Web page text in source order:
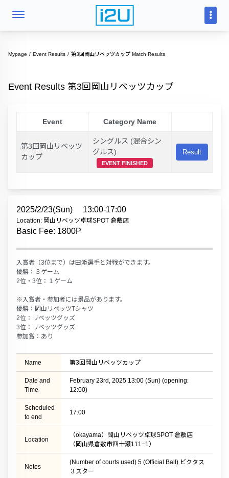
Mypage Event Results 第3回岡山リベッツカップ Match Results
Event Results 第3回岡山リベッツカップ
Event Category Name
第3回岡山リベッツ
カップ
シングルス (混合シン
グルス)
EVENT FINISHED
Result
2025/2/23(Sun) 13:00-17:00
Location: 岡山リベッツ卓球SPOT 倉敷店
Basic Fee: 1800P
入賞者（3位まで）は田添選手と対戦ができます。
優勝：３ゲーム
2位・3位：１ゲーム
※入賞者・参加者には景品があります。
優勝：岡山リベッツTシャツ
2位：リベッツグッズ
3位：リベッツグッズ
参加賞：あり
Name 第3回岡山リベッツカップ
Date and
Time
February 23rd, 2025 13:00 (Sun) (opening:
12:00)
Scheduled
to end
17:00
Location
（okayama）岡山リベッツ卓球SPOT 倉敷店
（岡山県倉敷市四十瀬111−1）
Notes
(Number of courts used) 5 (Official Ball) ビクタス
３スター